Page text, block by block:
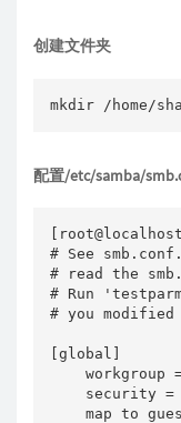
创建文件夹
mkdir /home/
配置/etc/samba/
# See
# read the
# Run
# you
[global]
workgroup =
security =
map to